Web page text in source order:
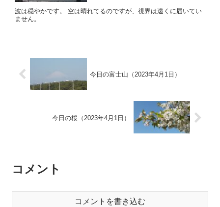
波は穏やかです。 空は晴れてるのですが、視界は遠くに届いてい
ません。
今日の富士山（2023年4月1日）
今日の桜（2023年4月1日）
コメント
コメントを書き込む